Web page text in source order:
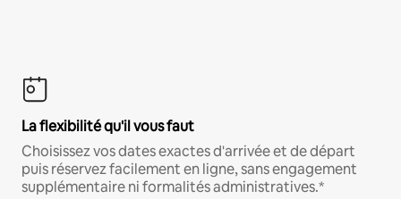
La flexibilité qu'il vous faut
Choisissez vos dates exactes d'arrivée et de départ
puis réservez facilement en ligne, sans engagement
supplémentaire ni formalités administratives.*